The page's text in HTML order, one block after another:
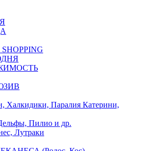
Халкидики, Паралия Катерини,
Пилио и др.
Лутраки